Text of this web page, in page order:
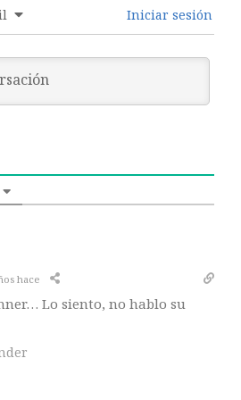
Iniciar sesión
hace
Lo siento, no hablo su